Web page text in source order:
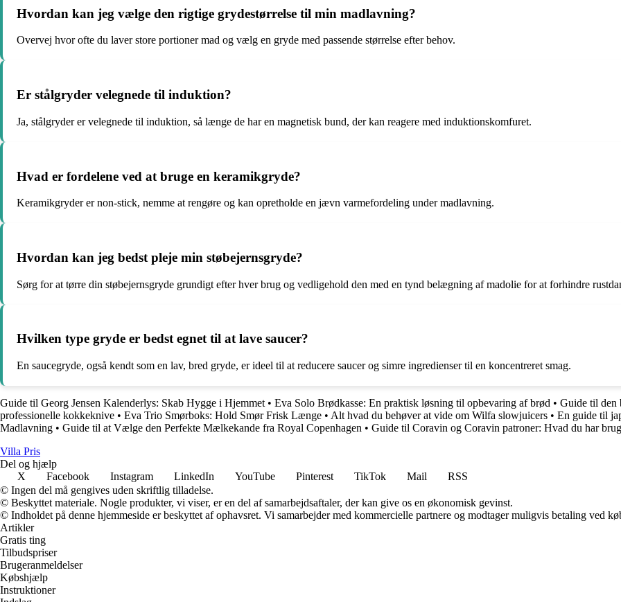
Hvordan kan jeg vælge den rigtige grydestørrelse til min madlavning?
Overvej hvor ofte du laver store portioner mad og vælg en gryde med passende størrelse efter behov.
Er stålgryder velegnede til induktion?
Ja, stålgryder er velegnede til induktion, så længe de har en magnetisk bund, der kan reagere med induktionskomfuret.
Hvad er fordelene ved at bruge en keramikgryde?
Keramikgryder er non-stick, nemme at rengøre og kan opretholde en jævn varmefordeling under madlavning.
Hvordan kan jeg bedst pleje min støbejernsgryde?
Sørg for at tørre din støbejernsgryde grundigt efter hver brug og vedligehold den med en tynd belægning af madolie for at forhindre
Hvilken type gryde er bedst egnet til at lave saucer?
En saucegryde, også kendt som en lav, bred gryde, er ideel til at reducere saucer og simre ingredienser til en koncentreret smag.
Guide til Georg Jensen Kalenderlys: Skab Hygge i Hjemmet • Eva Solo Brødkasse: En praktisk løsning til opbevaring af brød • Guide til den
professionelle kokkeknive • Eva Trio Smørboks: Hold Smør Frisk Længe • Alt hvad du behøver at vide om Wilfa slowjuicers • En guide til
Madlavning • Guide til at Vælge den Perfekte Mælkekande fra Royal Copenhagen • Guide til Coravin og Coravin patroner: Hvad du har
Villa Pris
Del og hjælp
X
Facebook Instagram LinkedIn YouTube Pinterest TikTok Mail
RSS
© Ingen del må gengives uden skriftlig tilladelse.
© Beskyttet materiale. Nogle produkter, vi viser, er en del af samarbejdsaftaler, der kan give os en økonomisk gevinst.
© Indholdet på denne hjemmeside er beskyttet af ophavsret. Vi samarbejder med kommercielle partnere og modtager muligvis betaling ved
Artikler
Gratis ting
Tilbudspriser
Brugeranmeldelser
Købshjælp
Instruktioner